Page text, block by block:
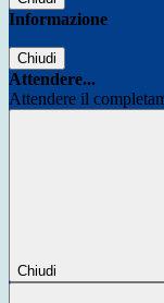
Informazione
Chiudi
Attendere...
Attendere il
Chiudi